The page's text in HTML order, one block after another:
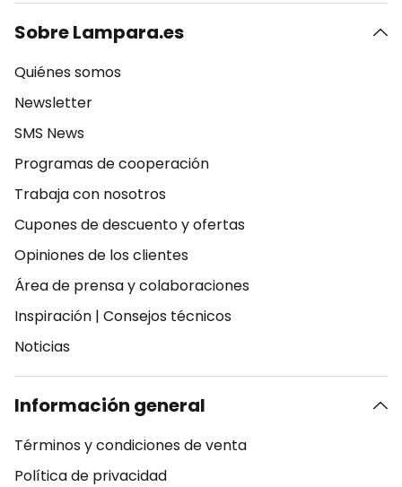
Sobre Lampara.es
Quiénes somos
Newsletter
SMS News
Programas de cooperación
Trabaja con nosotros
Cupones de descuento y ofertas
Opiniones de los clientes
Área de prensa y colaboraciones
Inspiración | Consejos técnicos
Noticias
Información general
Términos y condiciones de venta
Política de privacidad